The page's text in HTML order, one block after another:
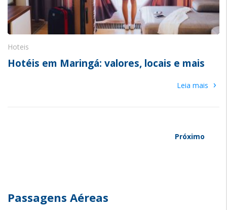
Hoteis
Hotéis em Maringá: valores, locais e mais
Leia mais ›
Próximo
Passagens Aéreas